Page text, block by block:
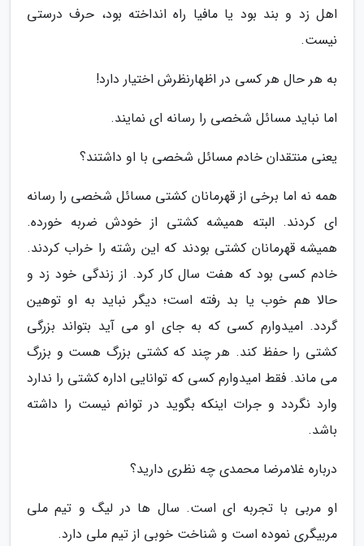
اهل زد و بند بود یا مافیا راه انداخته بود، حرف درستی
نیست.
به هر حال هر کسی در اظهارنظرش اختیار دارد!
اما نباید مسائل شخصی را رسانه ای نمایند.
یعنی منتقدان خادم مسائل شخصی با او داشتند؟
همه نه اما برخی از قهرمانان کشتی مسائل شخصی را رسانه
ای کردند. البته همیشه کشتی از خودش ضربه خورده.
همیشه قهرمانان کشتی بودند که این رشته را خراب کردند.
خادم کسی بود که هفت سال کار کرد. از زندگی خود زد و
حالا هم خوب یا بد رفته است؛ دیگر نباید به او توهین
گردد. امیدوارم کسی که به جای او می آید بتواند بزرگی
کشتی را حفظ کند. هر چند که کشتی بزرگ هست و بزرگ
می ماند. فقط امیدوارم کسی که توانایی اداره کشتی را ندارد
وارد نگردد و جرات اینکه بگوید در توانم نیست را داشته
باشد.
درباره غلامرضا محمدی چه نظری دارید؟
او مربی با تجربه ای است. سال ها در لیگ و تیم ملی
مربیگری نموده است و شناخت خوبی از تیم ملی دارد.